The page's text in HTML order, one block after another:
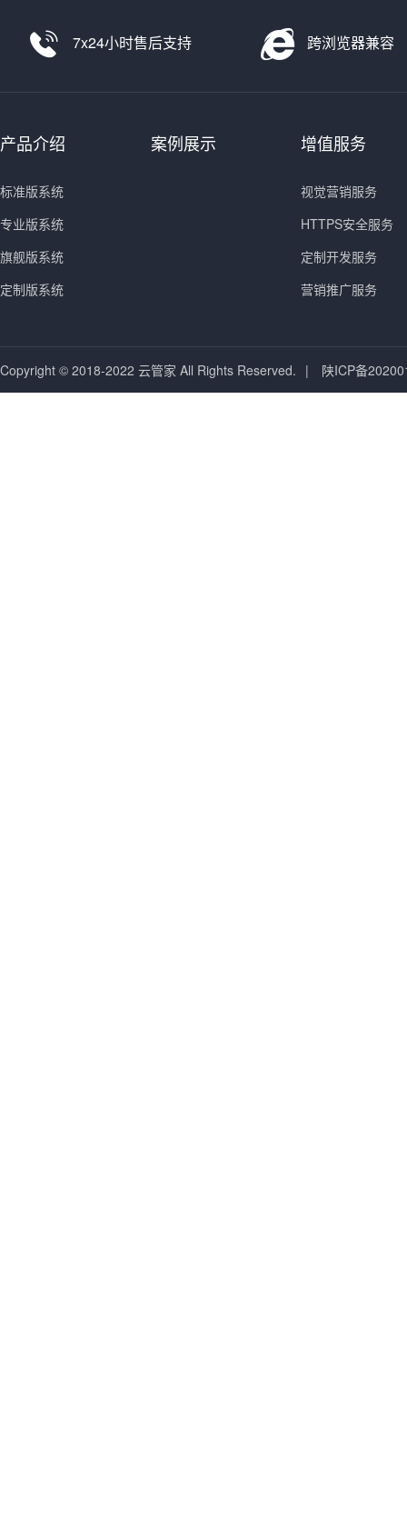
7x24小时售后支持 跨浏览器兼容
产品介绍
标准版系统
专业版系统
旗舰版系统
定制版系统
案例展示 增值服务
视觉营销服务
HTTPS安全服务
定制开发服务
营销推广服务
Copyright © 2018-2022 云管家 All Rights Reserved. | 陕ICP备